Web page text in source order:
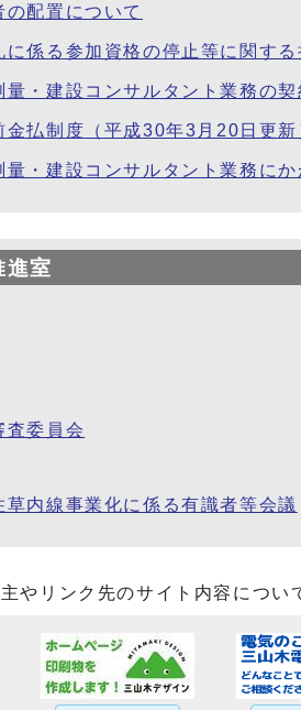
配置について
係る参加資格の停止等に関す
・建設コンサルタント業務の
払制度（平成30年3月20日更新
量・建設コンサルタント業務に
進室
査委員会
内線事業化に係る有識者等会議
やリンク先のサイト内容につい